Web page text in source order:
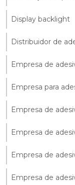
Display backlight
Distribuidor de
Empresa de
Empresa para
Empresa de
Empresa de
Empresa de
Empresa de